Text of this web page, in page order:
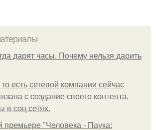
дарят часы. Почему нельзя дарить
есть сетевой компании сейчас
с создание своего контента,
в соц сетях.
премьере "Человека - Паука: